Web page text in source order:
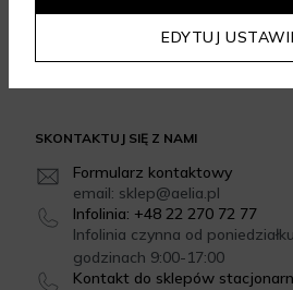
SKONTAKTUJ SIĘ Z NAMI
Formularz kontaktowy
email: sklep@aelia.pl
Infolinia: +48 22 270 72 77
Infolinia czynna od
godzinach 9:00-17:00
Kontakt do sklepów
Dowiedz się więcej
EDYTUJ